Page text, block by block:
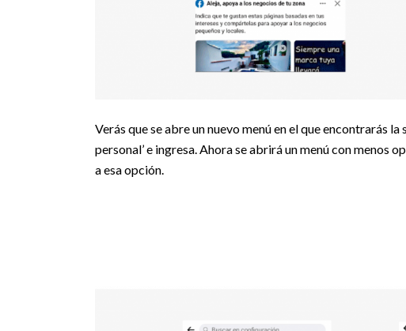
Verás que se abre un nuevo menú en el que encontrarás
personal’ e ingresa. Ahora se abrirá un menú con menos
a esa opción.